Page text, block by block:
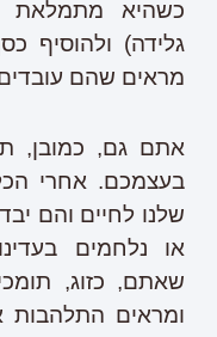
כשהיא מתמלאת
גלידה) ולהוסיף
מראים שהם עובדים
אתם גם, כמובן,
בעצמכם. אחרי
שלנו לחיים והם
או נלחמים
שאתם, כזוג,
ומראים התלהבות